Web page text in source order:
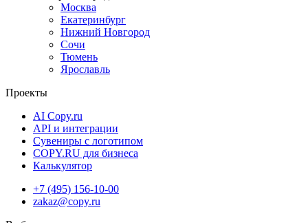
Москва
Екатеринбург
Нижний Новгород
Сочи
Тюмень
Ярославль
Проекты
AI Copy.ru
API и интеграции
Сувениры с логотипом
COPY.RU для бизнеса
Калькулятор
+7 (495) 156-10-00
zakaz@copy.ru